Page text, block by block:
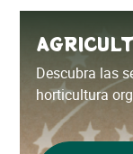
Descubra las
horticultura